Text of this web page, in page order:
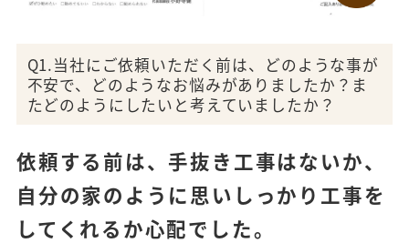
Q1.当社にご依頼いただく前は、どのような事が
不安で、どのようなお悩みがありましたか？ま
たどのようにしたいと考えていましたか？
依頼する前は、手抜き工事はないか、
自分の家のように思いしっかり工事を
してくれるか心配でした。